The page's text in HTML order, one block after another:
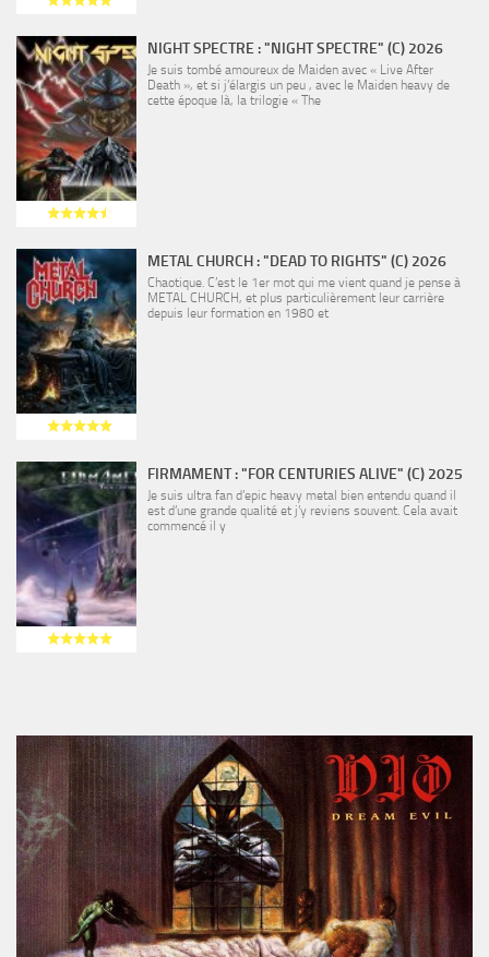
NIGHT SPECTRE : "NIGHT SPECTRE" (C) 2026
Je suis tombé amoureux de Maiden avec « Live After
Death », et si j’élargis un peu , avec le Maiden heavy de
cette époque là, la trilogie « The
METAL CHURCH : "DEAD TO RIGHTS" (C) 2026
Chaotique. C’est le 1er mot qui me vient quand je pense à
METAL CHURCH, et plus particulièrement leur carrière
depuis leur formation en 1980 et
FIRMAMENT : "FOR CENTURIES ALIVE" (C) 2025
Je suis ultra fan d’epic heavy metal bien entendu quand il
est d’une grande qualité et j’y reviens souvent. Cela avait
commencé il y